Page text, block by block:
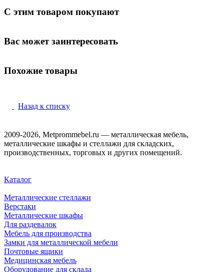
С этим товаром покупают
Вас может заинтересовать
Похожие товары
Назад к списку
2009-2026, Metprommebel.ru — металлическая мебель,
металлические шкафы и стеллажи для складских,
производственных, торговых и других помещений.
Каталог
Металлические стеллажи
Верстаки
Металлические шкафы
Для раздевалок
Мебель для производства
Замки для металлической мебели
Почтовые ящики
Медицинская мебель
Оборудование для склада